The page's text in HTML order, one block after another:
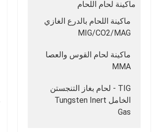
ماكينة لحام اللحام
ماكينة اللحام بالدرع الغازي
MIG/CO2/MAG
ماكينة لحام القوس والعصا
MMA
TIG - لحام بغاز التنجستن
الخامل Tungsten Inert
Gas